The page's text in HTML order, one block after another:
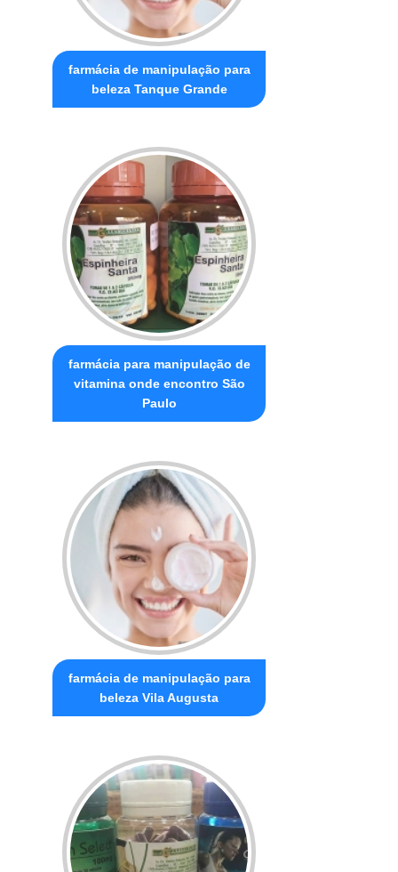
farmácia de manipulação para
beleza Tanque Grande
farmácia para manipulação de
vitamina onde encontro São
Paulo
farmácia de manipulação para
beleza Vila Augusta